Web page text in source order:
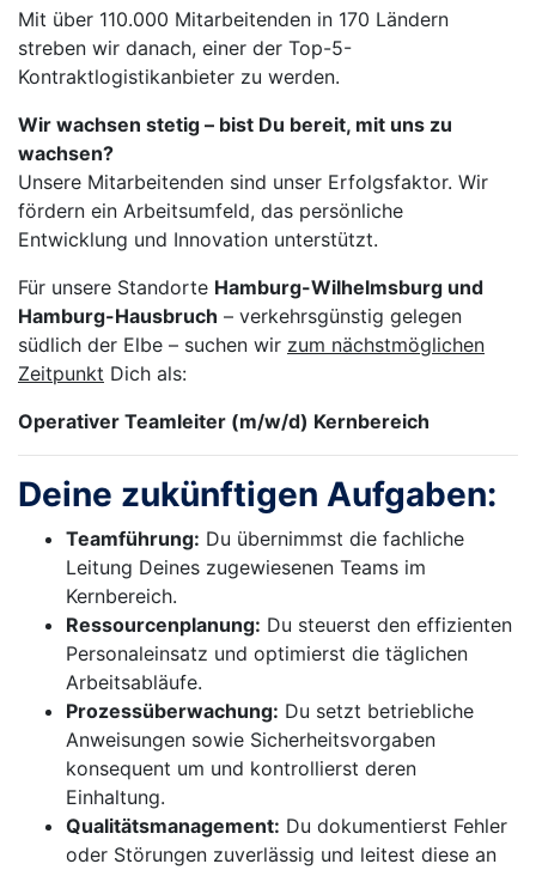
Mit über 110.000 Mitarbeitenden in 170 Ländern
streben wir danach, einer der Top-5-
Kontraktlogistikanbieter zu werden.
Wir wachsen stetig – bist Du bereit, mit uns zu
wachsen?
Unsere Mitarbeitenden sind unser Erfolgsfaktor. Wir
fördern ein Arbeitsumfeld, das persönliche
Entwicklung und Innovation unterstützt.
Für unsere Standorte Hamburg-Wilhelmsburg und
Hamburg-Hausbruch – verkehrsgünstig gelegen
südlich der Elbe – suchen wir zum nächstmöglichen
Zeitpunkt Dich als:
Operativer Teamleiter (m/w/d) Kernbereich
Deine zukünftigen Aufgaben:
Teamführung: Du übernimmst die fachliche
Leitung Deines zugewiesenen Teams im
Kernbereich.
Ressourcenplanung: Du steuerst den effizienten
Personaleinsatz und optimierst die täglichen
Arbeitsabläufe.
Prozessüberwachung: Du setzt betriebliche
Anweisungen sowie Sicherheitsvorgaben
konsequent um und kontrollierst deren
Einhaltung.
Qualitätsmanagement: Du dokumentierst Fehler
oder Störungen zuverlässig und leitest diese an